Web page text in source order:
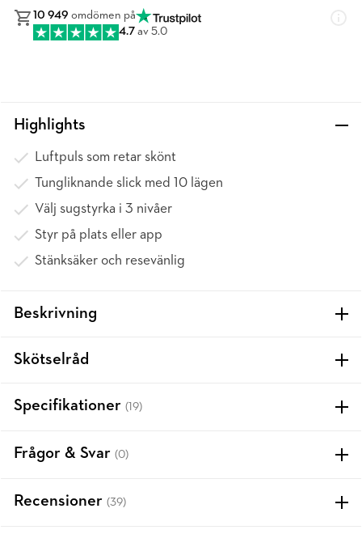
10 949 omdömen på
4.7 av 5.0
Highlights
Luftpuls som retar skönt
Tungliknande slick med 10 lägen
Välj sugstyrka i 3 nivåer
Styr på plats eller app
Stänksäker och resevänlig
Beskrivning
Skötselråd
Specifikationer (19)
Frågor & Svar (0)
Recensioner (39)